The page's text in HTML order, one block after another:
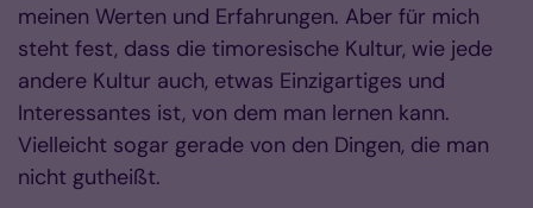
meinen Werten und Erfahrungen. Aber für mich
steht fest, dass die timoresische Kultur, wie jede
andere Kultur auch, etwas Einzigartiges und
Interessantes ist, von dem man lernen kann.
Vielleicht sogar gerade von den Dingen, die man
nicht gutheißt.